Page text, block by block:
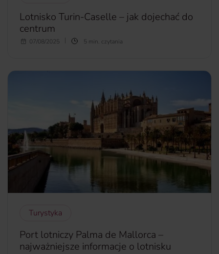
Lotnisko Turin-Caselle – jak dojechać do
centrum
Lotnisko Castella to jedno z dwóch portów lotniczych w
przylocie. W tym artykule znajdziesz odpowiedzi na
07/08/2025 5 min. czytania
Turystyka
Port lotniczy Palma de Mallorca –
najważniejsze informacje o lotnisku